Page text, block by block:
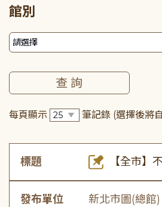
館別
每頁顯示 筆記錄 (選擇後將
標題 【全市】
發布單位 新北市圖(總館)